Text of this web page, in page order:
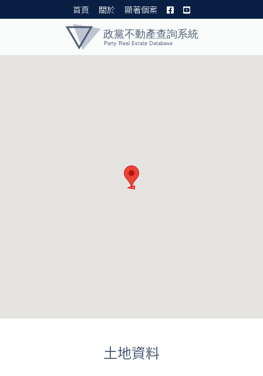
首頁 關於 顯著個案
土地資料